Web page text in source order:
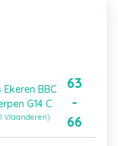
BBC
G14 C
Vlaanderen)
63
-
66